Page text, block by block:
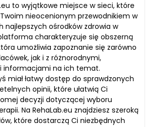
to wyjątkowe miejsce w sieci, które
nieocenionym przewodnikiem w
najlepszych ośrodków zdrowia w
charakteryzuje się obszerną
umożliwia zapoznanie się zarówno
jak i z różnorodnymi,
informacjami na ich temat.
miał łatwy dostęp do sprawdzonych
opinii, które ułatwią Ci
decyzji dotyczącej wyboru
Na RehaLab.eu znajdziesz szeroką
które dostarczą Ci niezbędnych